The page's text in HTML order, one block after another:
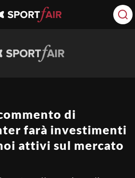
di
farà investimenti
attivi sul mercato